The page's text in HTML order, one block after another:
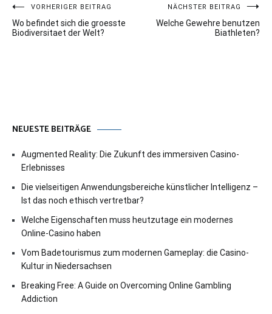
Beitragsnavigation
VORHERIGER BEITRAG
Wo befindet sich die groesste
Biodiversitaet der Welt?
NÄCHSTER BEITRAG
Welche Gewehre benutzen
Biathleten?
NEUESTE BEITRÄGE
Augmented Reality: Die Zukunft des immersiven Casino-
Erlebnisses
Die vielseitigen Anwendungsbereiche künstlicher Intelligenz –
Ist das noch ethisch vertretbar?
Welche Eigenschaften muss heutzutage ein modernes
Online-Casino haben
Vom Badetourismus zum modernen Gameplay: die Casino-
Kultur in Niedersachsen
Breaking Free: A Guide on Overcoming Online Gambling
Addiction